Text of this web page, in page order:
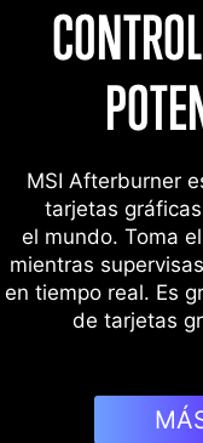
MSI Afterburner
tarjetas
el mundo. Toma
mientras
en tiempo real. Es
de tarjetas